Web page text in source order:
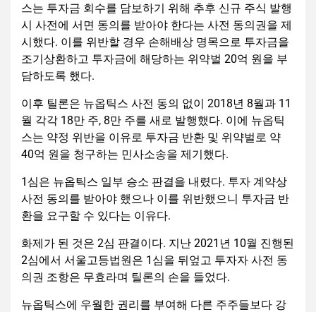
스는 투자금 회수를 담보하기 위해 추후 신규 주식 발행
시 사전에 서면 동의를 받아야 한다는 사전 동의권을 제
시했다. 이를 위반할 경우 손해배상 명목으로 투자금을
조기상환하고 투자금에 해당하는 위약벌 20억 원을 부
담하도록 했다.
이후 틸론은 뉴옵틱스 사전 동의 없이 2018년 8월과 11
월 각각 18만 주, 8만 주를 새로 발행했다. 이에 뉴옵틱
스는 약정 위반을 이유로 투자금 반환 및 위약벌로 약
40억 원을 청구하는 민사소송을 제기했다.
1심은 뉴옵틱스 일부 승소 판결을 내렸다. 투자 계약상
사전 동의를 받아야 했으나 이를 위반했으니 투자금 반
환을 요구할 수 있다는 이유다.
화제가 된 것은 2심 판결이다. 지난 2021년 10월 진행된
2심에서 서울고등법원은 1심을 뒤엎고 투자자 사전 동
의권 조항은 무효라며 틸론의 손을 들었다.
뉴옵틱스에 우월한 권리를 부여해 다른 주주들보다 강